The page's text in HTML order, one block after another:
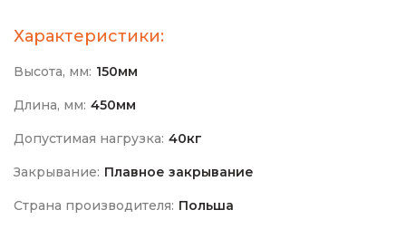
Характеристики:
Высота, мм: 150мм
Длина, мм: 450мм
Допустимая нагрузка: 40кг
Закрывание: Плавное закрывание
Страна производителя: Польша